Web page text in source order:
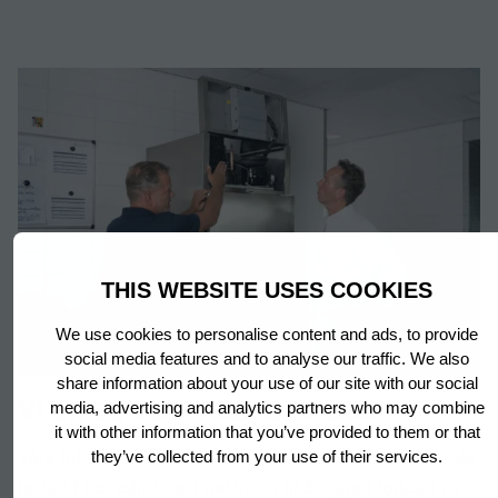
THIS WEBSITE USES COOKIES
We use cookies to personalise content and ads, to provide
social media features and to analyse our traffic. We also
share information about your use of our site with our social
media, advertising and analytics partners who may combine
it with other information that you’ve provided to them or that
they’ve collected from your use of their services.
VI ER DER DU TRENGER OSS
Våre lokale team og deres dype forståelse for krevende